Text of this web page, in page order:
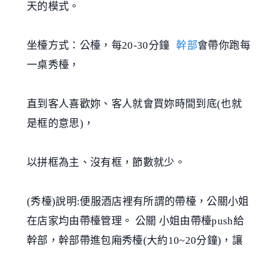
天的模式。
坐檯方式：公檯，每20-30分鐘 幹部會帶你跑每
一桌秀檯，
直到客人喜歡妳、客人就會買妳時間到底(也就
是框的意思)，
以拼框為主、沒有框，節數就少。
(秀檯)說明:便服酒店裡有所謂的帶檯，公關小姐
在店家均由帶檯管理。 公關 小姐由帶檯push給
幹部，幹部帶進包廂秀檯(大約10~20分鐘)，讓